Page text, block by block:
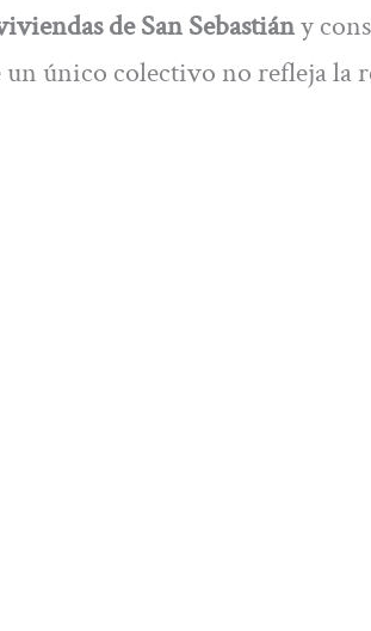
de San Sebastiány
único colectivo no refleja la